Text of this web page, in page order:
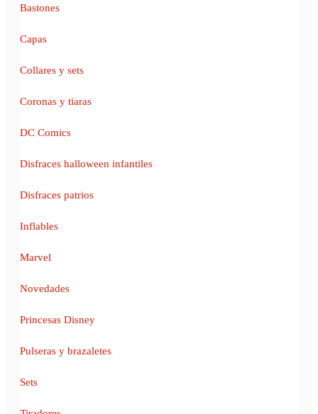
Bastones
Capas
Collares y sets
Coronas y tiaras
DC Comics
Disfraces halloween infantiles
Disfraces patrios
Inflables
Marvel
Novedades
Princesas Disney
Pulseras y brazaletes
Sets